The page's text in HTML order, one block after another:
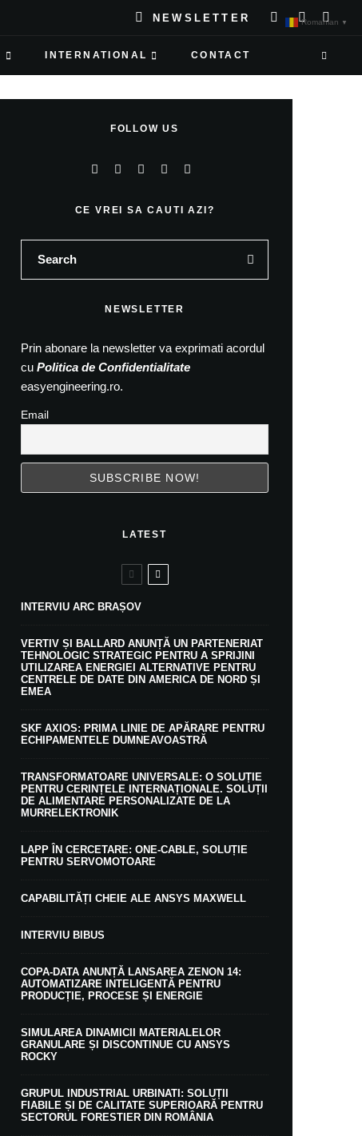
NEWSLETTER
INTERNATIONAL CONTACT
FOLLOW US
CE VREI SA CAUTI AZI?
NEWSLETTER
Prin abonare la newsletter va exprimati acordul
cu Politica de Confidentialitate
easyengineering.ro.
Email
LATEST
INTERVIU ARC BRAȘOV
VERTIV ȘI BALLARD ANUNȚĂ UN PARTENERIAT
TEHNOLOGIC STRATEGIC PENTRU A SPRIJINI
UTILIZAREA ENERGIEI ALTERNATIVE PENTRU
CENTRELE DE DATE DIN AMERICA DE NORD ȘI
EMEA
SKF AXIOS: PRIMA LINIE DE APĂRARE PENTRU
ECHIPAMENTELE DUMNEAVOASTRĂ
TRANSFORMATOARE UNIVERSALE: O SOLUȚIE
PENTRU CERINȚELE INTERNAȚIONALE. SOLUȚII
DE ALIMENTARE PERSONALIZATE DE LA
MURRELEKTRONIK
LAPP ÎN CERCETARE: ONE-CABLE, SOLUȚIE
PENTRU SERVOMOTOARE
CAPABILITĂȚI CHEIE ALE ANSYS MAXWELL
INTERVIU BIBUS
COPA-DATA ANUNȚĂ LANSAREA ZENON 14:
AUTOMATIZARE INTELIGENTĂ PENTRU
PRODUCȚIE, PROCESE ȘI ENERGIE
SIMULAREA DINAMICII MATERIALELOR
GRANULARE ȘI DISCONTINUE CU ANSYS
ROCKY
GRUPUL INDUSTRIAL URBINATI: SOLUȚII
FIABILE ȘI DE CALITATE SUPERIOARĂ PENTRU
SECTORUL FORESTIER DIN ROMÂNIA
Romanian ▼